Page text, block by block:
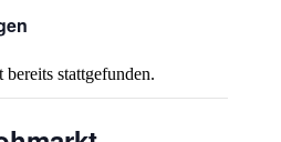
bereits stattgefunden.